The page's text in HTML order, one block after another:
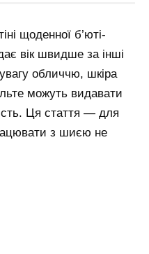
щоденної б’юті-
вік швидше за інші
обличчю, шкіра
можуть видавати
Ця стаття — для
з шиєю не